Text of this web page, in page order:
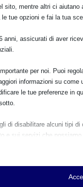
il gruppo di
di fare due
fatto da soli.
sito, mentre altri ci aiutano
tue opzioni e fai la tua
anni, assicurati di aver
per noi. Puoi
informazioni su
le tue preferenze in
di disabilitare alcuni tipi
e sui servizi che possiamo